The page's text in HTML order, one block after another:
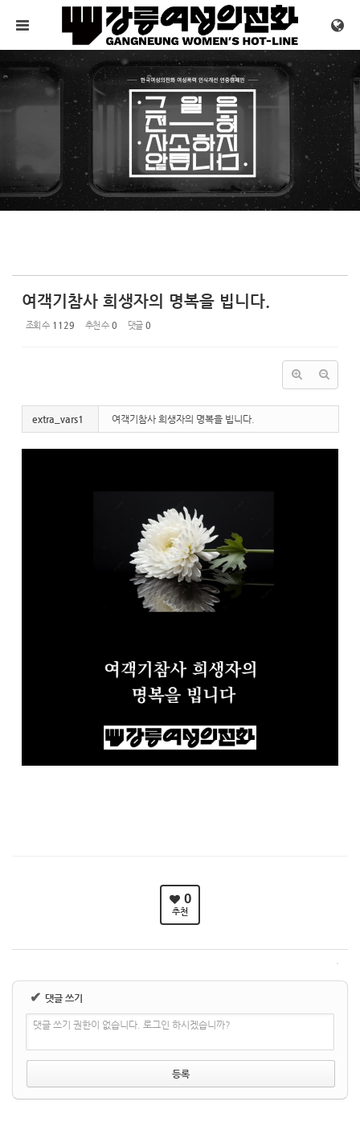
메뉴 건너뛰기
여객기참사 희생자의 명복을 빕니다.
조회 수 1129 추천 수 0 댓글 0
extra_vars1 여객기참사 희생자의 명복을 빕니다.
0
추천
✔ 댓글 쓰기
댓글 쓰기 권한이 없습니다. 로그인 하시겠습니까?